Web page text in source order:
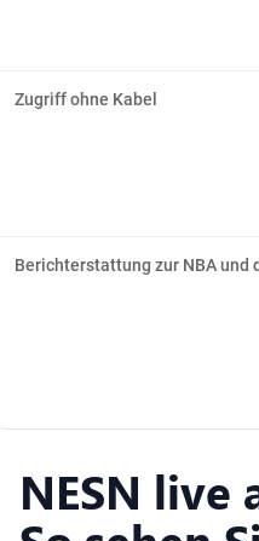
Zugriff ohne Kabel
Berichterstattung zur NBA und
NESN live